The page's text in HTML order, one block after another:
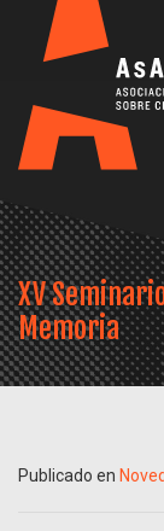
XV
Memoria
Publicado en